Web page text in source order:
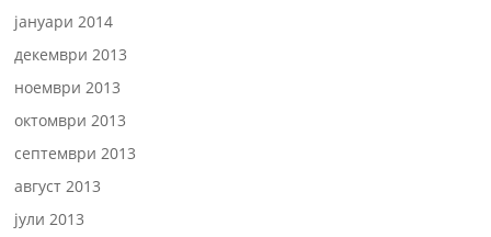
јануари 2014
декември 2013
ноември 2013
октомври 2013
септември 2013
август 2013
јули 2013